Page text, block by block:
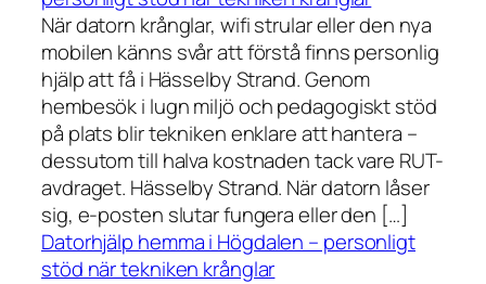
När datorn krånglar, wifi strular eller den nya
mobilen känns svår att förstå finns personlig
hjälp att få i Hässelby Strand. Genom
hembesök i lugn miljö och pedagogiskt stöd
på plats blir tekniken enklare att hantera –
dessutom till halva kostnaden tack vare RUT-
avdraget. Hässelby Strand. När datorn låser
sig, e-posten slutar fungera eller den […]
Datorhjälp hemma i Högdalen – personligt
stöd när tekniken krånglar